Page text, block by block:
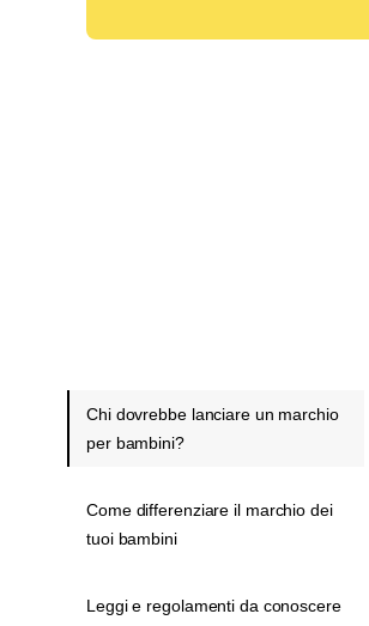
Chi dovrebbe lanciare un marchio
per bambini?
Come differenziare il marchio dei
tuoi bambini
Leggi e regolamenti da conoscere